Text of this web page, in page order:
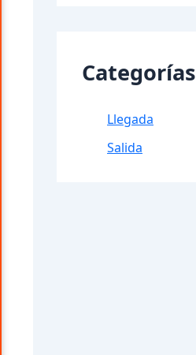
Categorías
Llegada
Salida